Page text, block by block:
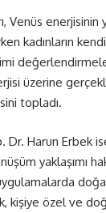
Venüs enerjisinin
kadınların
üzerine
topladı.
Dr. Harun Erbek
yaklaşımı
kişiye özel ve